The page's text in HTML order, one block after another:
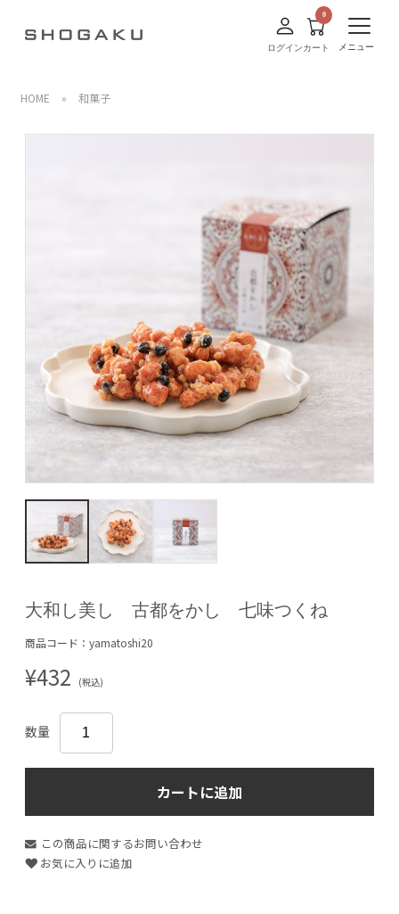
ログインカート メニュー
HOME » 和菓子
大和し美し 古都をかし 七味つくね
商品コード：yamatoshi20
¥432 (税込)
数量
カートに追加
この商品に関するお問い合わせ
お気に入りに追加